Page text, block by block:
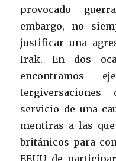
provocado
embargo, no
justificar una
Irak. En dos
encontramos
servicio de una
mentiras a las
británicos para